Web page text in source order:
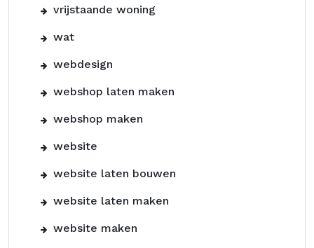
vrijstaande woning
wat
webdesign
webshop laten maken
webshop maken
website
website laten bouwen
website laten maken
website maken